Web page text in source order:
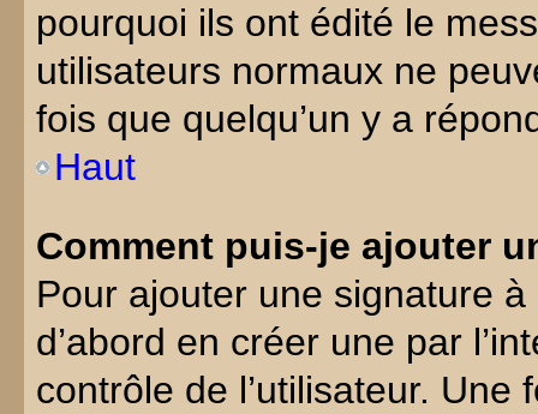
pourquoi ils ont édité le
utilisateurs normaux ne
fois que quelqu’un y a
Haut
Comment puis-je ajouter
Pour ajouter une signature
d’abord en créer une par
contrôle de l’utilisateur.